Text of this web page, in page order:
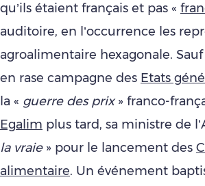
qu’ils étaient français et pas «
auditoire, en l’occurrence les
agroalimentaire hexagonale.
en rase campagne des Etats
la « guerre des prix» franco-
Egalim plus tard, sa ministre de
la vraie» pour le lancement des
alimentaire. Un événement